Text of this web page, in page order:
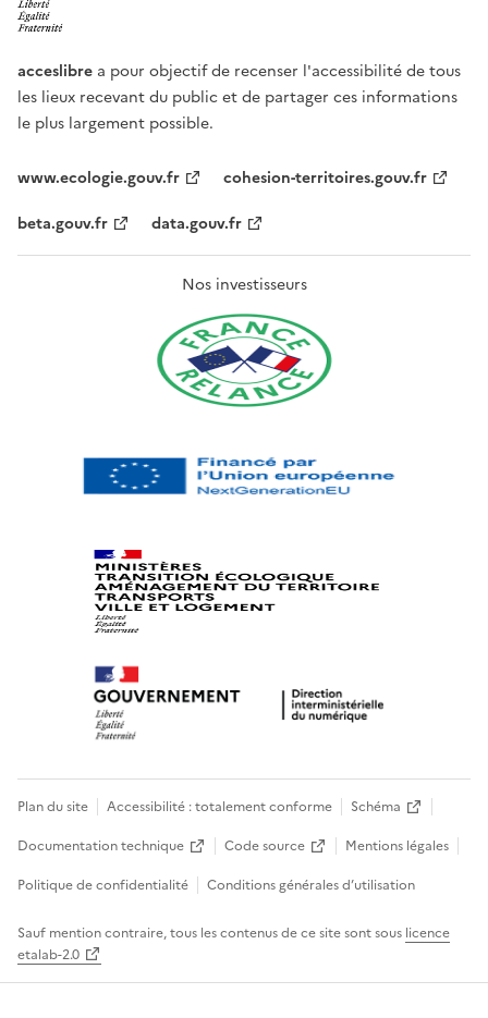
acceslibre a pour objectif de recenser l'accessibilité de tous
les lieux recevant du public et de partager ces informations
le plus largement possible.
www.ecologie.gouv.fr
cohesion-territoires.gouv.fr
beta.gouv.fr
data.gouv.fr
Nos investisseurs
Plan du site Accessibilité : totalement conforme
Schéma
Documentation technique
Code source
Mentions légales
Politique de confidentialité
Conditions générales d’utilisation
Sauf mention contraire, tous les contenus de ce site sont sous licence
etalab-2.0